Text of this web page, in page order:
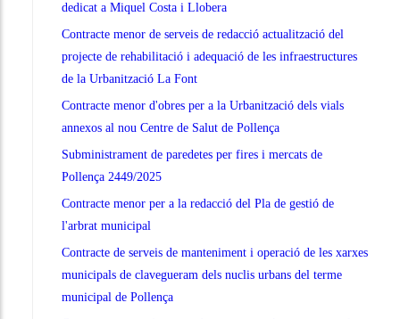
dedicat a Miquel Costa i Llobera
Contracte menor de serveis de redacció actualització del
projecte de rehabilitació i adequació de les infraestructures
de la Urbanització La Font
Contracte menor d'obres per a la Urbanització dels vials
annexos al nou Centre de Salut de Pollença
Subministrament de paredetes per fires i mercats de
Pollença 2449/2025
Contracte menor per a la redacció del Pla de gestió de
l'arbrat municipal
Contracte de serveis de manteniment i operació de les xarxes
municipals de clavegueram dels nuclis urbans del terme
municipal de Pollença